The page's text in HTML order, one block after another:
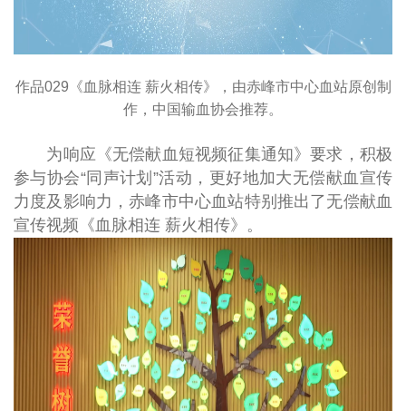
作品029《血脉相连 薪火相传》，由赤峰市中心血站原创制
作，中国输血协会推荐。
为响应《无偿献血短视频征集通知》要求，积极
参与协会“同声计划”活动，更好地加大无偿献血宣传
力度及影响力，赤峰市中心血站特别推出了无偿献血
宣传视频《血脉相连 薪火相传》。